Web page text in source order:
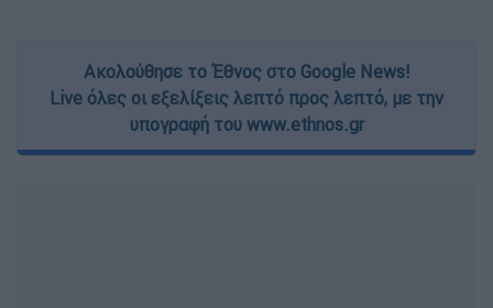
Ακολούθησε το Έθνος στο Google News!
Live όλες οι εξελίξεις λεπτό προς λεπτό, με την
υπογραφή του www.ethnos.gr